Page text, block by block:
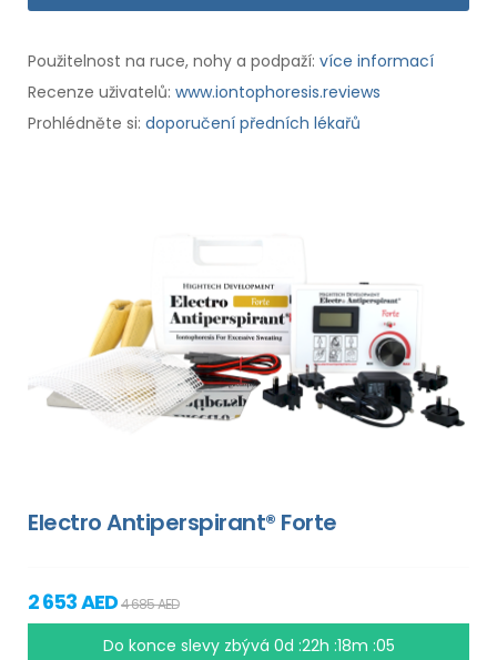
Použitelnost na ruce, nohy a podpaží: více informací
Recenze uživatelů: www.iontophoresis.reviews
Prohlédněte si: doporučení předních lékařů
Electro Antiperspirant® Forte
2 653 AED4 685 AED
Do konce slevy zbývá 0d :22h :18m :04